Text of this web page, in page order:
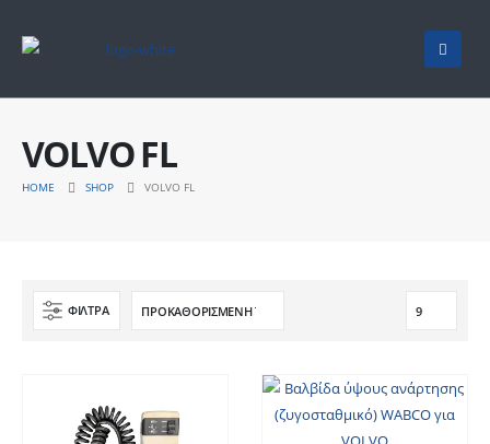
VOLVO FL
HOME SHOP VOLVO FL
ΦΙΛΤΡΑ